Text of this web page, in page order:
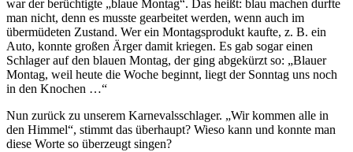
war der berüchtigte
blaue Montag . Das heißt: blau machen durfte
man nicht, denn es musste gearbeitet werden, wenn auch im
übermüdeten Zustand. Wer ein Montagsprodukt kaufte, z. B. ein
Auto, konnte großen Ärger damit kriegen. Es gab sogar einen
Schlager auf den blauen Montag, der ging abgekürzt so:
Blauer
Montag, weil heute die Woche beginnt, liegt der Sonntag uns noch
in den Knochen …
Nun zurück zu unserem Karnevalsschlager.
Wir kommen alle in
den Himmel , stimmt das überhaupt? Wieso kann und konnte man
diese Worte so überzeugt singen?